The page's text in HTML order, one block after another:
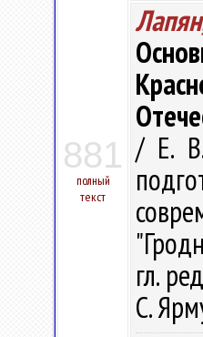
881
полный
текст
/ Е.
гл.
С.